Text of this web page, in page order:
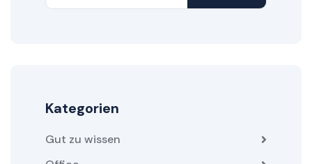
Kategorien
Gut zu wissen